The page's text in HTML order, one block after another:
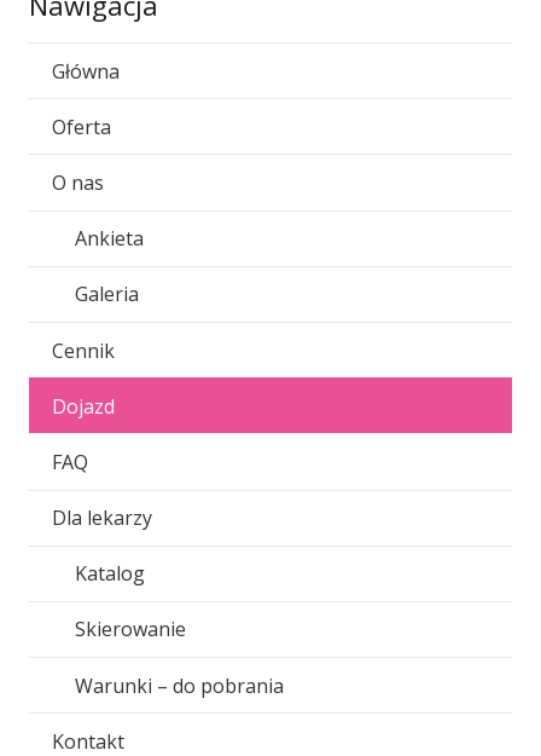
Główna
Oferta
O nas
Ankieta
Galeria
Cennik
Dojazd
FAQ
Dla lekarzy
Katalog
Skierowanie
Warunki – do pobrania
Kontakt